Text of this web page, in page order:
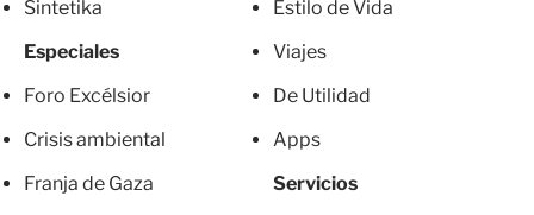
Sintetika
Especiales
Foro Excélsior
Crisis ambiental
Franja de Gaza
Estilo de Vida
Viajes
De Utilidad
Apps
Servicios